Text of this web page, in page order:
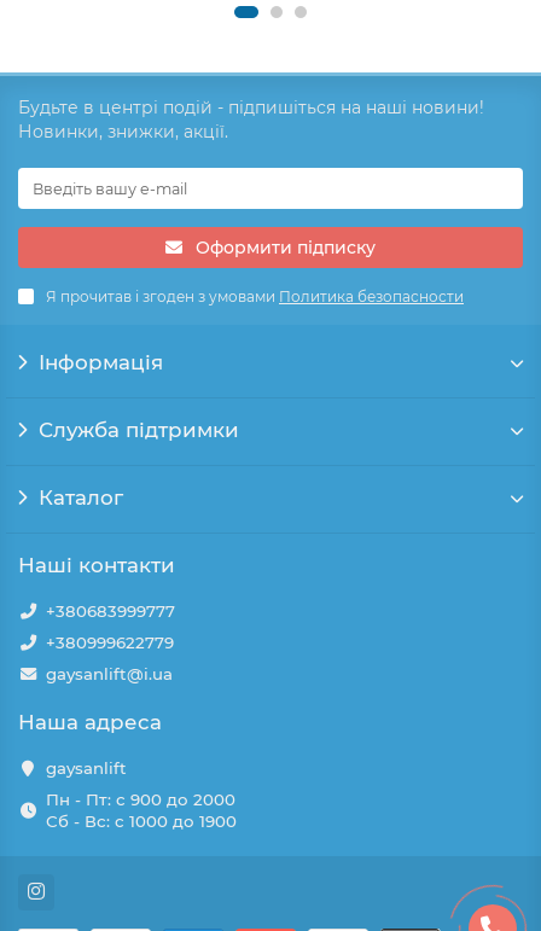
Будьте в центрі подій - підпишіться на наші новини!
Новинки, знижки, акції.
Оформити підписку
Я прочитав і згоден з умовами Политика безопасности
Інформація
Служба підтримки
Каталог
Наші контакти
+380683999777
+380999622779
gaysanlift@i.ua
Наша адреса
gaysanlift
Пн - Пт: с 900 до 2000
Сб - Вс: с 1000 до 1900